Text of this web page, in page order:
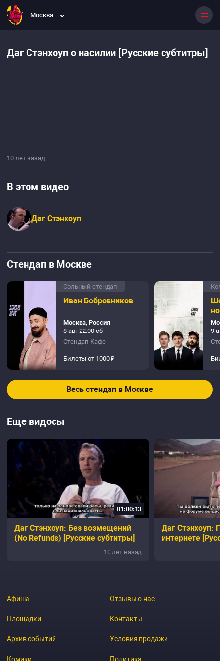
Москва
Даг Стэнхоуп о насилии [Русские субтитры]
10 лет назад
В этом видео
Даг Стэнхоуп
Стендап в Москве
Сольный стендап
Иван Бобровников
Москва, Россия
8 авг 22:00 сб
Стендап Кафе
Билеты от 1000 ₽
9
Весь стендап в Москве
Еще видосы
01:00:13
Даг Стэнхоуп: Без возмещений
(No Refunds) [Русские субтитры]
10 лет назад
Даг Стэнхоуп:
интернете
Афиша
Площадки
Архив событий
Комики
Отзывы о нас
Контакты
Условия продажи
Политика